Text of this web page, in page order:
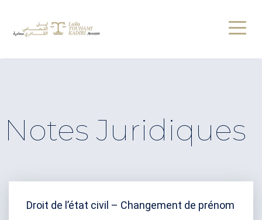
Notes Juridiques
Droit de l’état civil – Changement de prénom